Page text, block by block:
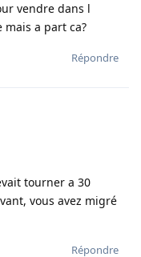
vendre dans l
a part ca?
Répondre
tourner a 30
vous avez migré
Répondre